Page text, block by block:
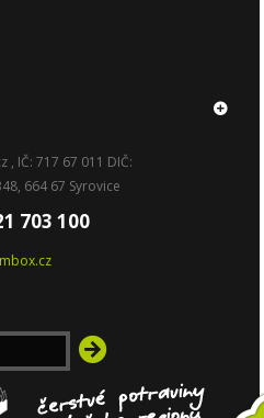
, IČ: 717 67 011 DIČ:
664 67 Syrovice
703 100